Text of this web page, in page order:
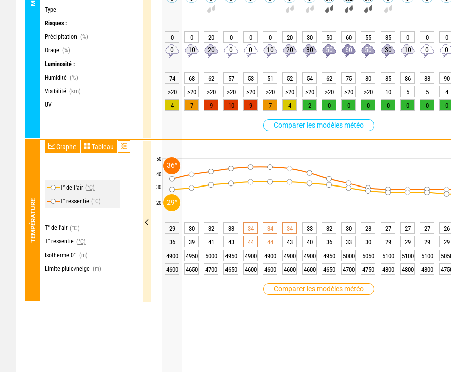
Type
Risques :
Précipitation (%)
Orage (%)
Luminosité :
Humidité (%)
Visibilité (km)
UV
Comparer les modèles météo
TEMPÉRATURE
Graphe Tableau
T° de l'air (°C)
T° ressentie (°C)
T° de l'air (°C)
T° ressentie (°C)
Isotherme 0° (m)
Limite pluie/neige (m)
Comparer les modèles météo
50
40
30
20
- - - - - - - -
0 0 20 0 0 0 20 30 50 60 55 35 0 0 0
0 10 20 0 0 10 20 30 50 60 50 30 10 0 0
74 68 62 57 53 51 52 54 62 75 80 85 86 88 90
>20
>20 >20 >20 >20 >20 >20 >20 >20 >20 >20 10 5 5 4
4
7 9 10 9 7 4 2 0 0 0 0 0 0 0
29 30 32 33 34 34 34 33 32 30 28 27 27 27 26
36
39 41 43 44 44 43 40 36 33 30 29 29 29 29
4900
4950 5000 4950 4900 4900 4900 4900 4950 5000 5050 5100 5100 5100
4600
4650 4700 4650 4600 4600 4600 4600 4650 4700 4750 4800 4800 4800
29°
36°